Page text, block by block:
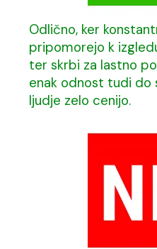
Odlično, ker
pripomorejo k
ter skrbi za lastno
enak odnost tudi do
ljudje zelo cenijo.